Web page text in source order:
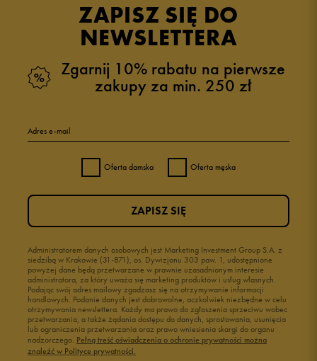
ZAPISZ SIĘ DO
NEWSLETTERA
Zgarnij 10% rabatu na pierwsze
zakupy za min. 250 zł
Adres e-mail
Oferta damska Oferta męska
Administratorem danych osobowych jest Marketing Investment Group S.A. z
siedzibą w Krakowie (31-871), os. Dywizjonu 303 paw. 1, udostępnione
powyżej dane będą przetwarzane w prawnie uzasadnionym interesie
administratora, za który uważa się marketing produktów i usług własnych.
Podając swój adres mailowy zgadzasz się na otrzymywanie informacji
handlowych. Podanie danych jest dobrowolne, aczkolwiek niezbędne w celu
otrzymywania newslettera. Każdy ma prawo do zgłoszenia sprzeciwu wobec
przetwarzania, a także żądania dostępu do danych, sprostowania, usunięcia
lub ograniczenia przetwarzania oraz prawo wniesienia skargi do organu
nadzorczego. Pełną treść oświadczenia o ochronie prywatności można
znaleźć w Polityce prywatności.
ZAPISZ SIĘ